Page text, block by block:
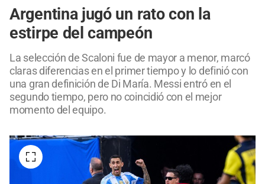
Argentina jugó un rato con la
estirpe del campeón
La selección de Scaloni fue de mayor a menor, marcó
claras diferencias en el primer tiempo y lo definió con
una gran definición de Di María. Messi entró en el
segundo tiempo, pero no coincidió con el mejor
momento del equipo.